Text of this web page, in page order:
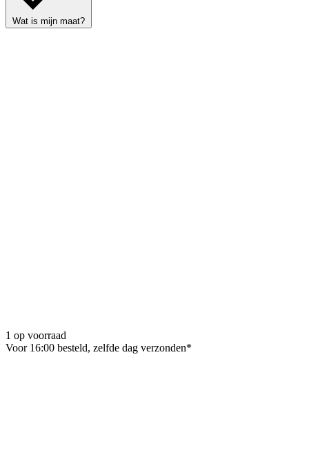
Wat is mijn maat?
1 op voorraad
Voor 16:00 besteld, zelfde dag verzonden*